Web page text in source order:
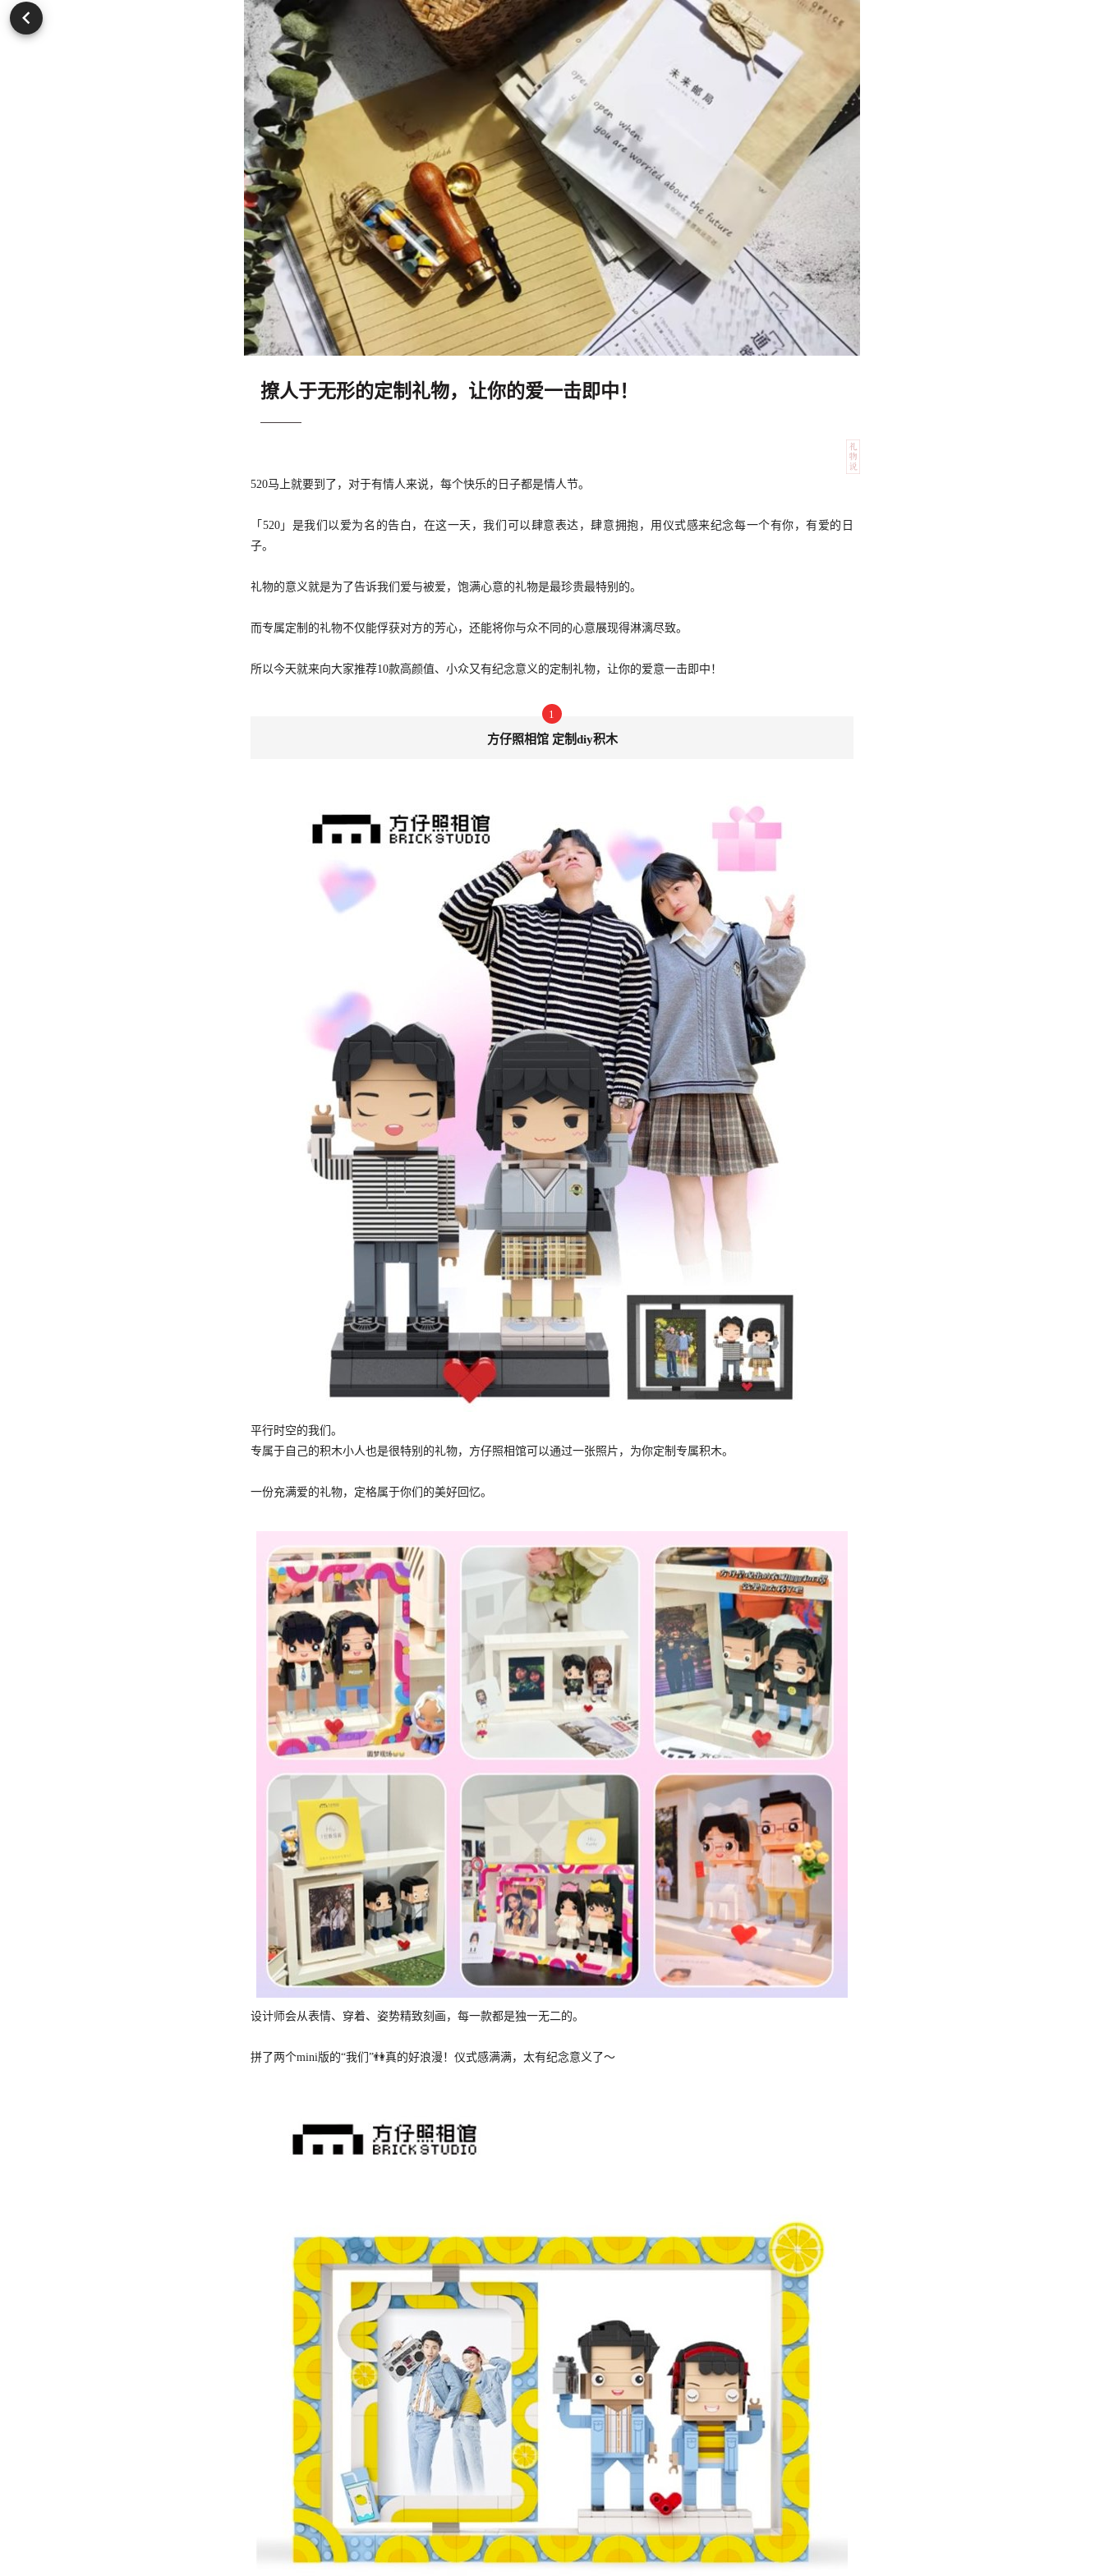
撩人于无形的定制礼物，让你的爱一击即中！
520马上就要到了，对于有情人来说，每个快乐的日子都是情人节。
「520」是我们以爱为名的告白，在这一天，我们可以肆意表达，肆意拥抱，用仪式感来纪念每一个有你，有爱的日
子。
礼物的意义就是为了告诉我们爱与被爱，饱满心意的礼物是最珍贵最特别的。
而专属定制的礼物不仅能俘获对方的芳心，还能将你与众不同的心意展现得淋漓尽致。
所以今天就来向大家推荐10款高颜值、小众又有纪念意义的定制礼物，让你的爱意一击即中！
1
方仔照相馆 定制diy积木
平行时空的我们。
专属于自己的积木小人也是很特别的礼物，方仔照相馆可以通过一张照片，为你定制专属积木。
一份充满爱的礼物，定格属于你们的美好回忆。
设计师会从表情、穿着、姿势精致刻画，每一款都是独一无二的。
拼了两个mini版的“我们”👫真的好浪漫！仪式感满满，太有纪念意义了～